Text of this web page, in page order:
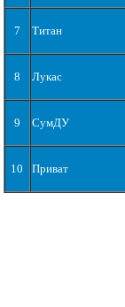
7 Титан
8 Лукас
9 СумДУ
10 Приват